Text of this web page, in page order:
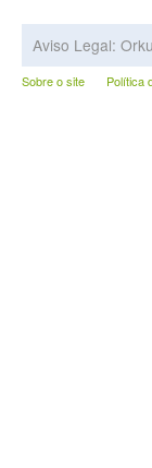
Aviso Legal:
Sobre o site Política